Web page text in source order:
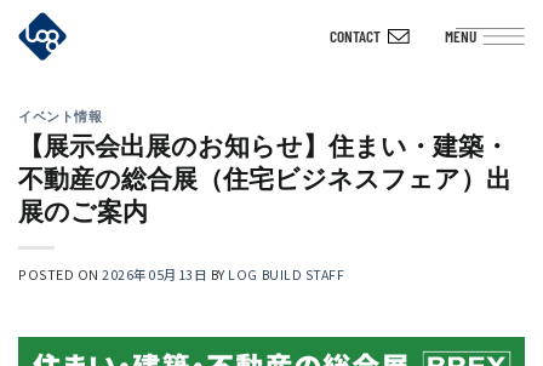
Skip
CONTACT MENU
イベント情報
【展示会出展のお知らせ】住まい・建築・
不動産の総合展（住宅ビジネスフェア）出
展のご案内
POSTED ON2026年05月13日 BY LOG BUILD STAFF